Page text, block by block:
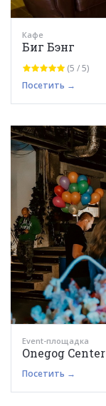
Кафе
Биг Бэнг
(5 / 5)
Посетить →
Event-площадка
Onegog Center
Посетить →